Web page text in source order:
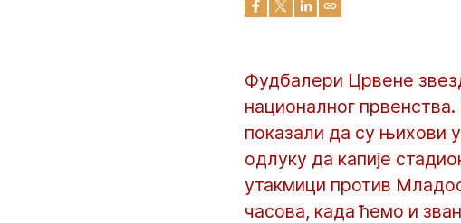
Фудбалери Црвене
националног
показали да су њихови
одлуку да капије
утакмици против
часова, када ћемо и